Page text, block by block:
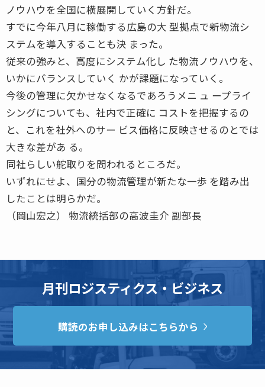
ノウハウを全国に横展開していく方針だ。
すでに今年八月に稼働する広島の大 型拠点で新物流シ
ステムを導入することも決 まった。
従来の強みと、高度にシステム化し た物流ノウハウを、
いかにバランスしていく かが課題になっていく。
今後の管理に欠かせなくなるであろうメニ ュ ープライ
シングについても、社内で正確に コストを把握するの
と、これを社外へのサー ビス価格に反映させるのとでは
大きな差があ る。
同社らしい舵取りを問われるところだ。
いずれにせよ、国分の物流管理が新たな一歩 を踏み出
したことは明らかだ。
（岡山宏之） 物流統括部の高波圭介 副部長
月刊ロジスティクス・ビジネス
購読のお申し込みはこちらから